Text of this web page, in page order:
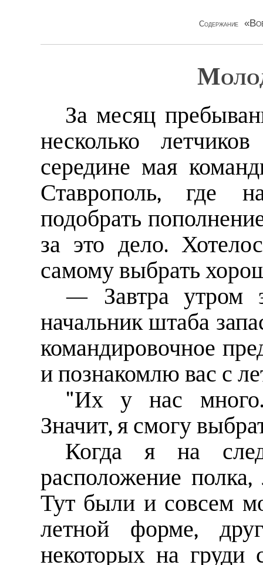
Содержание
За месяц
несколько
середине мая
Ставрополь, где
подобрать
за это дело.
самому выбрать
— Завтра утром
начальник штаба
командировочное
и познакомлю вас с
"Их у нас
Значит, я смогу
Когда я на
расположение
Тут были и совсем
летной форме,
некоторых на груди